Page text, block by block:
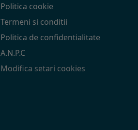
Politica cookie
Termeni si conditii
Politica de confidentialitate
A.N.P.C
Modifica setari cookies